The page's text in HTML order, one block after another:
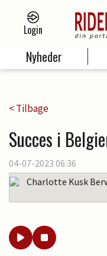
Login
Nyheder
< Tilbage
Succes i
04-07-2023 06:36
Charlotte Kusk